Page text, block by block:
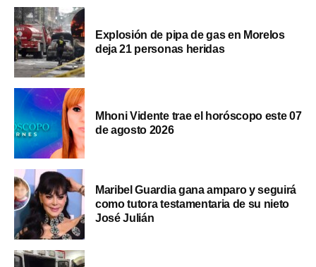
Explosión de pipa de gas en Morelos
deja 21 personas heridas
Mhoni Vidente trae el horóscopo este 07
de agosto 2026
Maribel Guardia gana amparo y seguirá
como tutora testamentaria de su nieto
José Julián